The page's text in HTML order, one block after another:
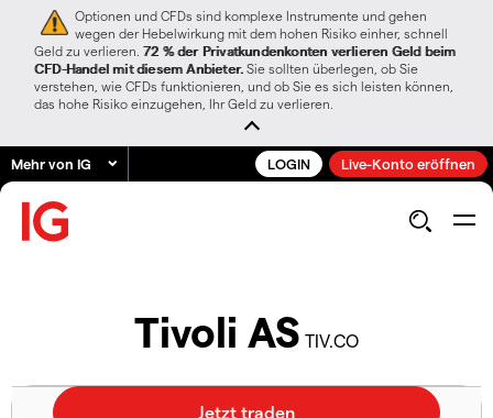
Optionen und CFDs sind komplexe Instrumente und gehen
wegen der Hebelwirkung mit dem hohen Risiko einher, schnell
Geld zu verlieren. 72 % der Privatkundenkonten verlieren Geld beim
CFD-Handel mit diesem Anbieter. Sie sollten überlegen, ob Sie
verstehen, wie CFDs funktionieren, und ob Sie es sich leisten können,
das hohe Risiko einzugehen, Ihr Geld zu verlieren.
Mehr von IG LOGIN Live-Konto eröffnen
Tivoli AS TIV.CO